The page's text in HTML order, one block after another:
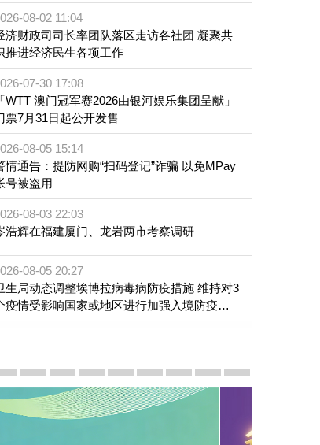
08-02 11:04
济财政司司长率团队落区走访各社团 凝聚共
推进经济民生各项工作
07-30 17:08
「WTT 澳门冠军赛2026由银河娱乐集团呈献」
票7月31日起公开发售
08-05 15:14
情通告：提防网购“扫码登记”诈骗 以免MPay
号被盗用
08-03 22:03
浩辉在福建厦门、龙岩两市考察调研
08-05 20:27
生局动态调整埃博拉病毒病防疫措施 维持对3
疫情受影响国家或地区进行加强入境防疫措
推广
中葡传统友谊 续写“一国两制”新篇章 — 澳门“一国
澳门名片集
行政长官岑浩辉11月18日发表2026年施政报
施政特写澳门特别行政区经济和社会发展第
横琴粤澳深度合作区专题网站
施政小讲堂
走进澳门澳门相簿2020
《澳门微视